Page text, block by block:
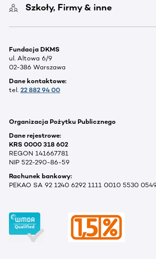
Szkoły, Firmy & inne
Fundacja DKMS
ul. Altowa 6/9
02-386 Warszawa
Dane kontaktowe:
tel. 22 882 94 00
Organizacja Pożytku Publicznego
Dane rejestrowe:
KRS 0000 318 602
REGON 141667781
NIP 522-290-86-59
Rachunek bankowy:
PEKAO SA 92 1240 6292 1111 0010 5530